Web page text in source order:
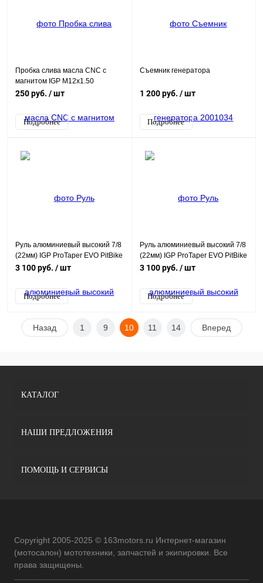
Пробка слива масла CNC с
магнитом IGP M12x1.50
(Серебро)
250 руб. / шт
Подробнее
Съемник генератора
1 200 руб. / шт
Подробнее
Руль алюминиевый высокий 7/8
(22мм) IGP ProTaper EVO PitBike
(740 x 190мм) черный
3 100 руб. / шт
Подробнее
Руль алюминиевый высокий 7/8
(22мм) IGP ProTaper EVO PitBike
(740 x 190мм) оранжевый
3 100 руб. / шт
Подробнее
Назад 1 9 10 11 14 Вперед
КАТАЛОГ
НАШИ ПРЕДЛОЖЕНИЯ
ПОМОЩЬ И СЕРВИСЫ
Copyright 2005-2025 © 163motors.ru Интернет-магазин
(мотосалон) мототехники, запчастей и экипировки. Все
права защищены.